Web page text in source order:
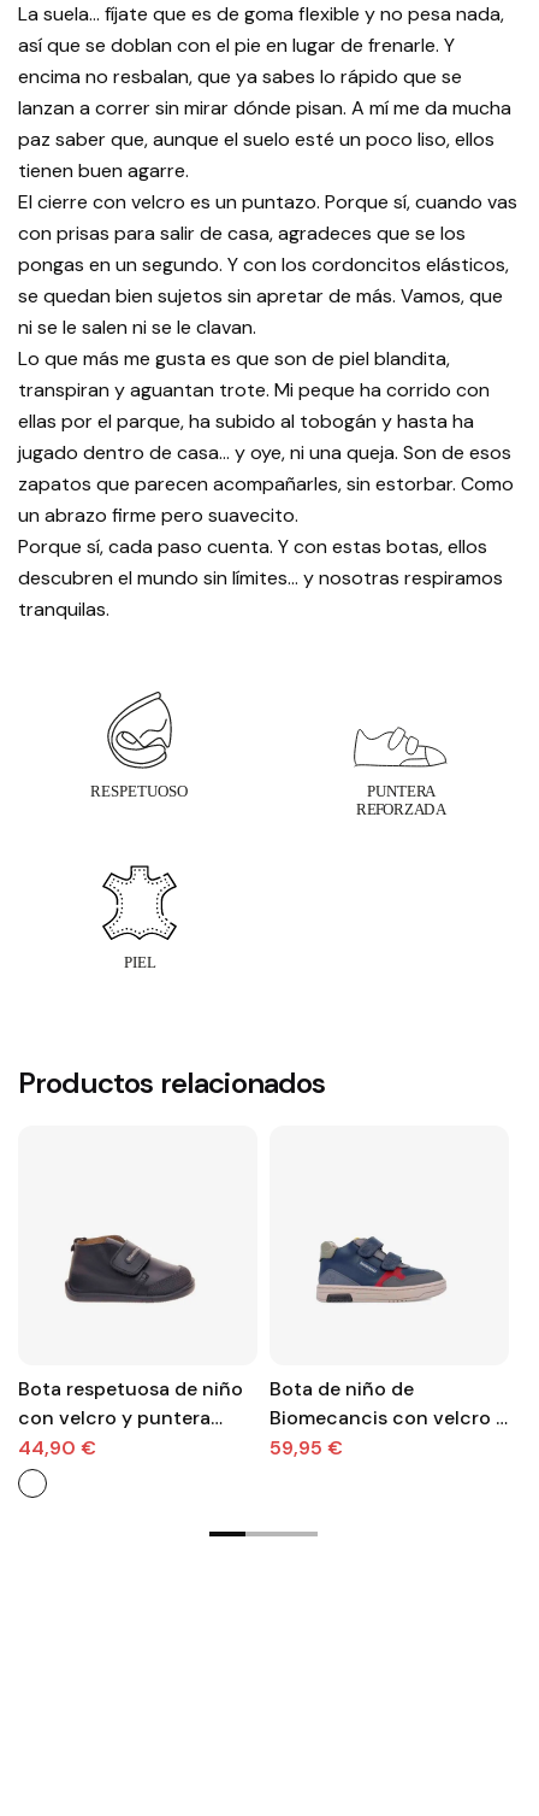
La suela… fíjate que es de goma flexible y no pesa nada,
así que se doblan con el pie en lugar de frenarle. Y
encima no resbalan, que ya sabes lo rápido que se
lanzan a correr sin mirar dónde pisan. A mí me da mucha
paz saber que, aunque el suelo esté un poco liso, ellos
tienen buen agarre.
El cierre con velcro es un puntazo. Porque sí, cuando vas
con prisas para salir de casa, agradeces que se los
pongas en un segundo. Y con los cordoncitos elásticos,
se quedan bien sujetos sin apretar de más. Vamos, que
ni se le salen ni se le clavan.
Lo que más me gusta es que son de piel blandita,
transpiran y aguantan trote. Mi peque ha corrido con
ellas por el parque, ha subido al tobogán y hasta ha
jugado dentro de casa… y oye, ni una queja. Son de esos
zapatos que parecen acompañarles, sin estorbar. Como
un abrazo firme pero suavecito.
Porque sí, cada paso cuenta. Y con estas botas, ellos
descubren el mundo sin límites… y nosotras respiramos
tranquilas.
Productos relacionados
Bota respetuosa de niño
con velcro y puntera
reforzada de Titanitos.
44,90 €
Bota de niño de
Biomecancis con velcro y
puntera reforzada.
59,95 €